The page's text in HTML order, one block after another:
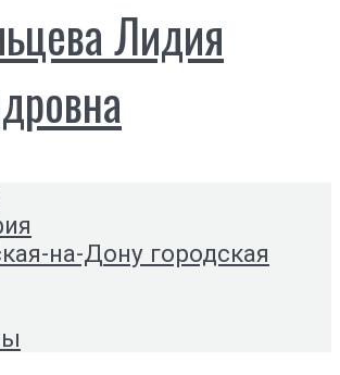
Лидия
на-Дону городская